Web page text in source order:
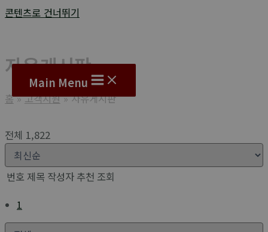
콘텐츠로 건너뛰기
Main Menu
자유게시판
홈 고객지원 자유게시판
전체 1,822
번호 제목 작성자 추천 조회
1